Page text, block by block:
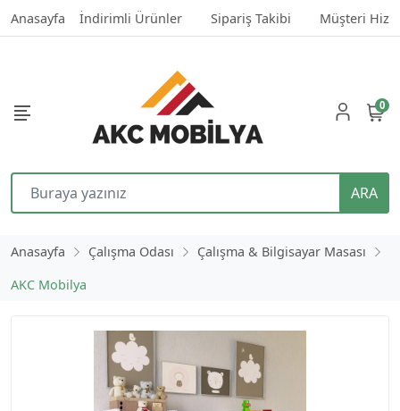
Anasayfa İndirimli Ürünler Sipariş Takibi Müşteri
ARA
0
Anasayfa Çalışma Odası
Çalışma & Bilgisayar Masası
AKC Mobilya